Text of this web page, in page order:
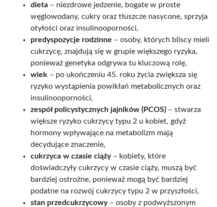
dieta – niezdrowe jedzenie, bogate w proste
węglowodany, cukry oraz tłuszcze nasycone, sprzyja
otyłości oraz insulinooporności,
predyspozycje rodzinne – osoby, których bliscy mieli
cukrzycę, znajdują się w grupie większego ryzyka,
ponieważ genetyka odgrywa tu kluczową rolę,
wiek – po ukończeniu 45. roku życia zwiększa się
ryzyko wystąpienia powikłań metabolicznych oraz
insulinooporności,
zespół policystycznych jajników (PCOS) – stwarza
większe ryzyko cukrzycy typu 2 u kobiet, gdyż
hormony wpływające na metabolizm mają
decydujące znaczenie,
cukrzyca w czasie ciąży– kobiety, które
doświadczyły cukrzycy w czasie ciąży, muszą być
bardziej ostrożne, ponieważ mogą być bardziej
podatne na rozwój cukrzycy typu 2 w przyszłości,
stan przedcukrzycowy– osoby z podwyższonym